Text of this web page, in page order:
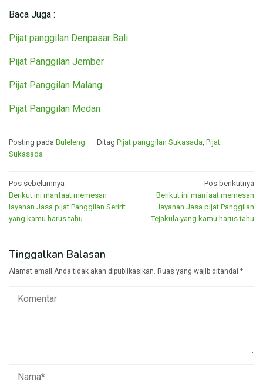
Baca Juga :
Pijat panggilan Denpasar Bali
Pijat Panggilan Jember
Pijat Panggilan Malang
Pijat Panggilan Medan
Posting pada Buleleng Ditag Pijat panggilan Sukasada Pijat
Sukasada
Navigasi
pos
Pos sebelumnya
Berikut ini manfaat memesan
layanan Jasa pijat Panggilan Seririt
yang kamu harus tahu
Pos berikutnya
Berikut ini manfaat memesan
layanan Jasa pijat Panggilan
Tejakula yang kamu harus tahu
Tinggalkan Balasan
Alamat email Anda tidak akan dipublikasikan. Ruas yang wajib ditandai *